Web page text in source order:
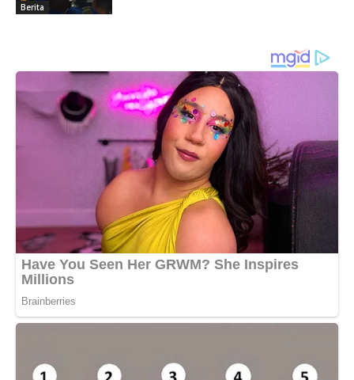
Berita